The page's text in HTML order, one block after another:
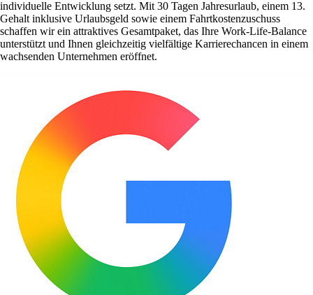
individuelle Entwicklung setzt. Mit 30 Tagen Jahresurlaub, einem 13.
Gehalt inklusive Urlaubsgeld sowie einem Fahrtkostenzuschuss
schaffen wir ein attraktives Gesamtpaket, das Ihre Work-Life-Balance
unterstützt und Ihnen gleichzeitig vielfältige Karrierechancen in einem
wachsenden Unternehmen eröffnet.